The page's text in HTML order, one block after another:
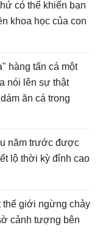
có thể khiến bạn
khoa học của con
hàng tấn cá một
nói lên sự thật
ăn cá trong
năm trước được
lộ thời kỳ đỉnh cao
giới ngừng chảy
cảnh tượng bên